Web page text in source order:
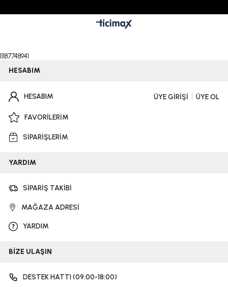
11187748941
HESABIM
HESABIM ÜYE GİRİŞİ ÜYE OL
FAVORİLERİM
SİPARİŞLERİM
YARDIM
SİPARİŞ TAKİBİ
MAĞAZA ADRESİ
YARDIM
BİZE ULAŞIN
DESTEK HATTI (09:00-18:00)